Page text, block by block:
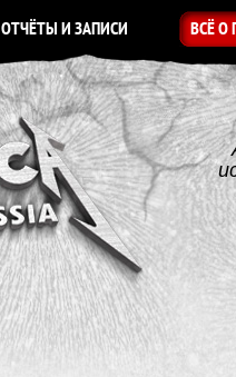
ОТЧЁТЫ И ЗАПИСИ ВСЁ О